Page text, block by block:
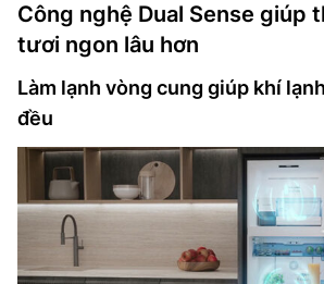
Công nghệ Dual Sense giúp
tươi ngon lâu hơn
Làm lạnh vòng cung giúp khí
đều